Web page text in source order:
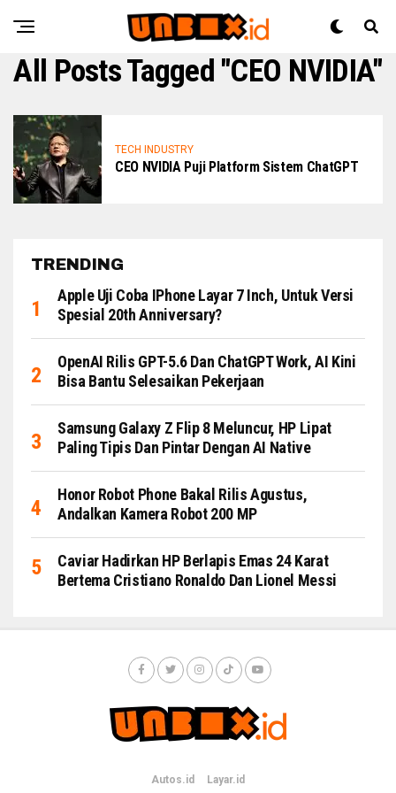
All Posts Tagged "CEO NVIDIA"
TECH INDUSTRY
CEO NVIDIA Puji Platform Sistem ChatGPT
TRENDING
Apple Uji Coba IPhone Layar 7 Inch, Untuk Versi
Spesial 20th Anniversary?
OpenAI Rilis GPT-5.6 Dan ChatGPT Work, AI Kini
Bisa Bantu Selesaikan Pekerjaan
Samsung Galaxy Z Flip 8 Meluncur, HP Lipat
Paling Tipis Dan Pintar Dengan AI Native
Honor Robot Phone Bakal Rilis Agustus,
Andalkan Kamera Robot 200 MP
Caviar Hadirkan HP Berlapis Emas 24 Karat
Bertema Cristiano Ronaldo Dan Lionel Messi
Autos.id Layar.id